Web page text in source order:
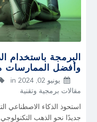
البرمجة باستخدام
وأفضل الممارسات
يونيو 02, 2024 in
مقالات برمجية وتقنية
استحوذ الذكاء الاصطناعي
جديدًا نحو الذهب